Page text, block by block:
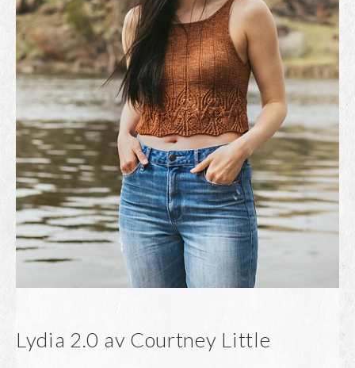
Lydia 2.0 av Courtney Little